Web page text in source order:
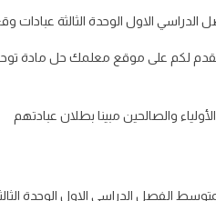
والصالحين مبينا بطلان عبادتهم